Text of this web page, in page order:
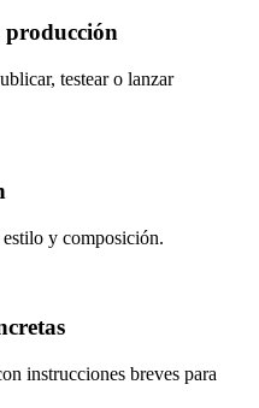
producción
testear o lanzar
y composición.
instrucciones breves para